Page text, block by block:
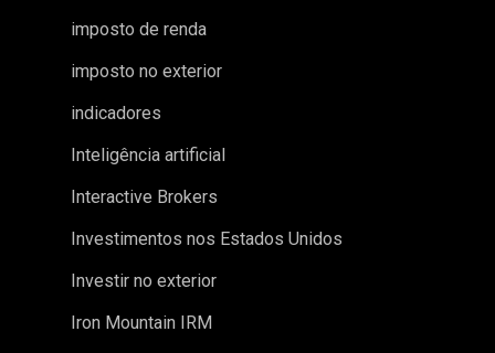
imposto de renda
imposto no exterior
indicadores
Inteligência artificial
Interactive Brokers
Investimentos nos Estados Unidos
Investir no exterior
Iron Mountain IRM